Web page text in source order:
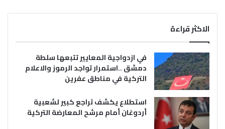
الاكثر قراءة
في ازدواجية المعايير تتبعها سلطة
دمشق ..استمرار تواجد الرموز والاعلام
التركية في مناطق عفرين
استطلاع يكشف تراجع كبير لشعبية
أردوغان أمام مرشح المعارضة التركية